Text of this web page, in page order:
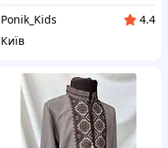
Ponik_Kids
4.4
Київ